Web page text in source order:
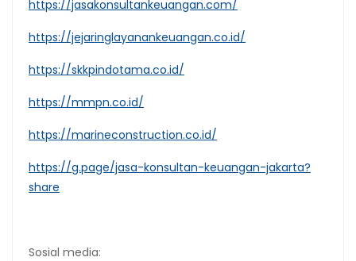
https://jasakonsultankeuangan.com/
https://jejaringlayanankeuangan.co.id/
https://skkpindotama.co.id/
https://mmpn.co.id/
https://marineconstruction.co.id/
https://g.page/jasa-konsultan-keuangan-jakarta?
share
Sosial media: